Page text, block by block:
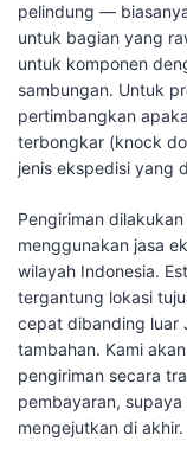
pelindung —
untuk bagian yang
untuk komponen
sambungan. Untuk
pertimbangkan
terbongkar (knock
jenis ekspedisi yang
Pengiriman
menggunakan jasa
wilayah Indonesia.
tergantung lokasi
cepat dibanding luar
tambahan. Kami
pengiriman secara
pembayaran,
mengejutkan di akhir.